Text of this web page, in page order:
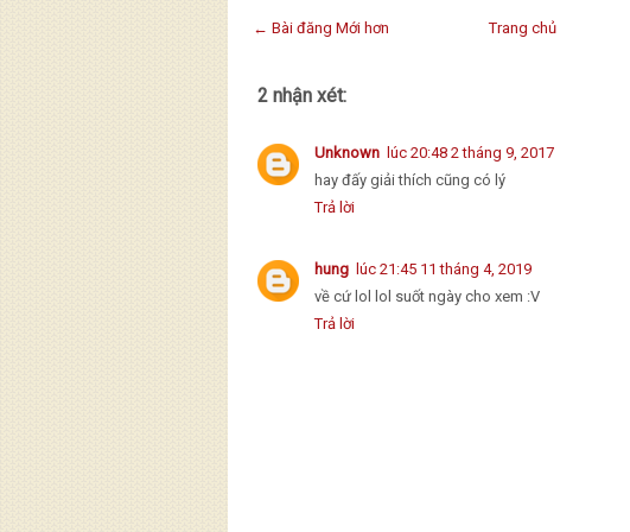
← Bài đăng Mới hơn Trang chủ
2 nhận xét:
Unknown lúc 20:48 2 tháng 9, 2017
hay đấy giải thích cũng có lý
Trả lời
hung lúc 21:45 11 tháng 4, 2019
về cứ lol lol suốt ngày cho xem :V
Trả lời